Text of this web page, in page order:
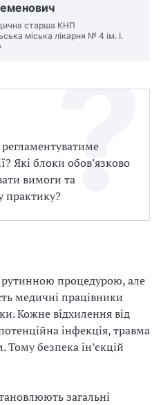
старша КНП
міська лікарня № 4 ім. І.
Які блоки обов’язково
вимоги та
практику?
рутинною процедурою, але
медичні працівники
Кожне відхилення від
інфекція, травма
безпека ін’єкцій
загальні